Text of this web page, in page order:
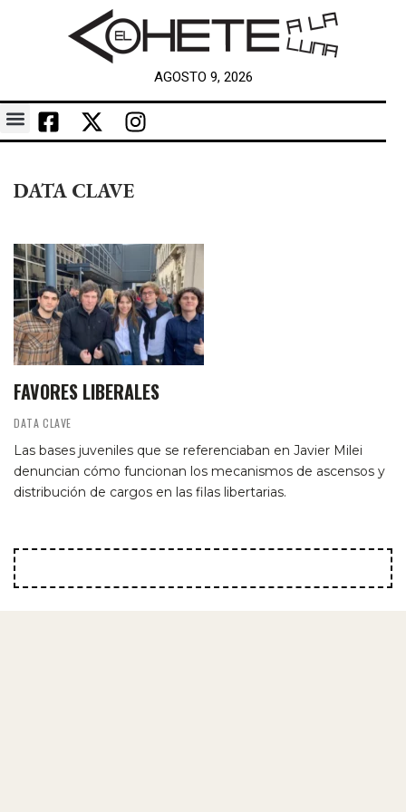
AGOSTO 9, 2026
DATA CLAVE
FAVORES LIBERALES
DATA CLAVE
Las bases juveniles que se referenciaban en Javier Milei
denuncian cómo funcionan los mecanismos de ascensos y
distribución de cargos en las filas libertarias.